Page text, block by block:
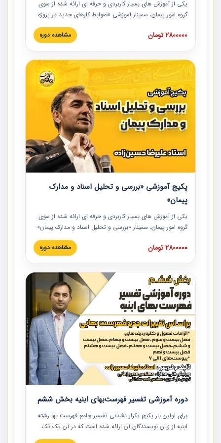
یکی از آموزش‏‏‏‏‏‏ های بسیار کاربردی و حرفه‏ ای ارائه شده از سوی
گروه امور پیمان، سمینار آموزشی «ضوابط کارهای جدید در پروژه
های عمرانی» چالش ها، تخلفات و راه حل ها با نگرش قراردادی
است که در محل سندیکای شرکت های ساختمانی کشور ارائه شد.
مدارک پیمان به همراه تجربیات عملی ارائه شده است.
2800000 تومان مشاهده دوره
پکیج آموزشی «بررسی و تحلیل اسناد و مدارک
پیمان»
یکی از آموزش‏‏‏‏‏‏ های بسیار کاربردی و حرفه‏ ای ارائه شده از سوی
گروه امور پیمان، سمینار «بررسی و تحلیل اسناد و مدارک پیمان»
است که در دانشگاه صنعتی شریف ارائه شد. در این آموزش
نکات کلیدی مربوط به اسناد و مدارک پیمان، اولویت بندی اسناد
پیمان به همراه تجربیات عملی در این خصوص ارائه شده است.
2800000 تومان مشاهده دوره
دوره آموزشی تفسیر فهرست‌بهای ابنیه بخش ششم
برای اولین بار پکیج تکرار نشدنی تفسیر جامع فهرست بها رشته
ابنیه از زبان نویسندگان آن ارائه شده است که در آن تک تک
ردیف ها و مطالب فهرست بها تفسیر و ارائه شده است. این